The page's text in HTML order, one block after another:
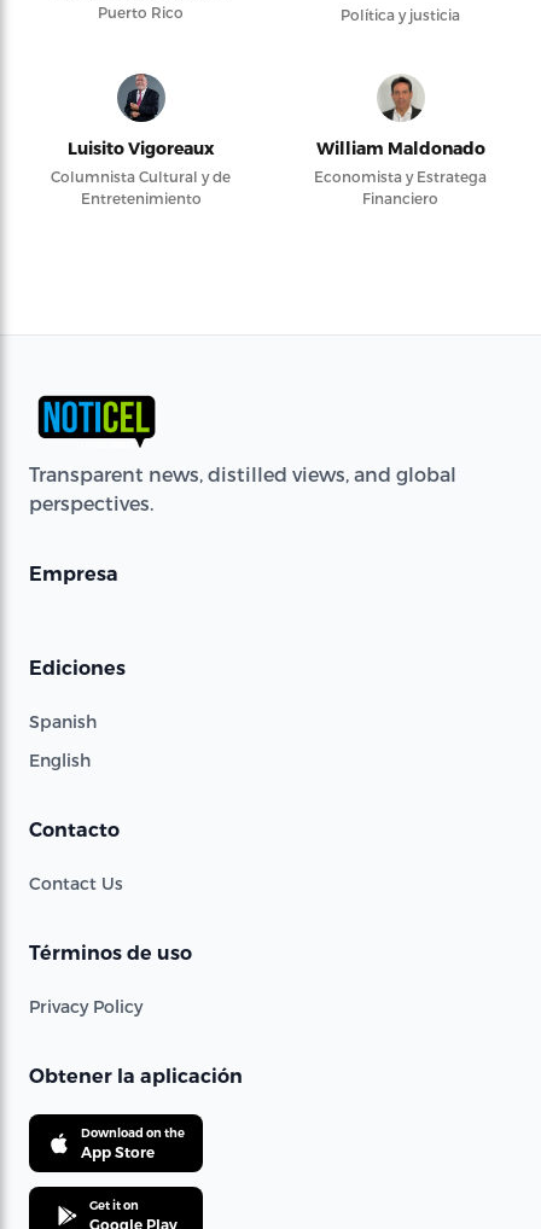
Puerto Rico
Política y justicia
Luisito Vigoreaux
Columnista Cultural y de
Entretenimiento
William Maldonado
Economista y Estratega
Financiero
Transparent news, distilled views, and global
perspectives.
Empresa
Ediciones
Spanish
English
Contacto
Contact Us
Términos de uso
Privacy Policy
Obtener la aplicación
Download on the
App Store
Get it on
Google Play